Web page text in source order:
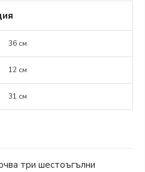
36 см
12 см
31 см
три шестоъгълни